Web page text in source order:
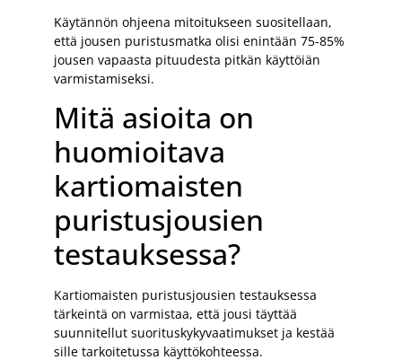
Käytännön ohjeena mitoitukseen suositellaan,
että jousen puristusmatka olisi enintään 75-85%
jousen vapaasta pituudesta pitkän käyttöiän
varmistamiseksi.
Mitä asioita on
huomioitava
kartiomaisten
puristusjousien
testauksessa?
Kartiomaisten puristusjousien testauksessa
tärkeintä on varmistaa, että jousi täyttää
suunnitellut suorituskykyvaatimukset ja kestää
sille tarkoitetussa käyttökohteessa.